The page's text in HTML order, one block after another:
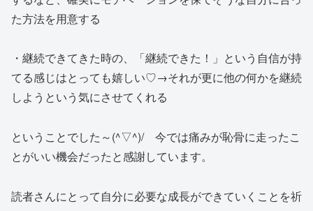
た方法を用意する
・継続できてきた時の、「継続できた！」という自信が持
てる感じはとっても嬉しい♡→それが更に他の何かを継続
しようという気にさせてくれる
ということでした～(^▽^)/ 今では痛みが恥骨に走ったこ
とがいい機会だったと感謝しています。
読者さんにとって自分に必要な成長ができていくことを祈